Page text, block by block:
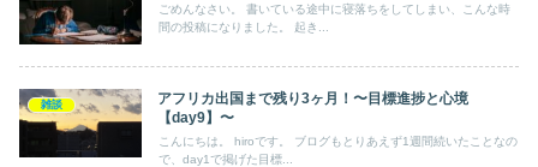
ごめんなさい。 書いている途中に寝落ちをしてしまい、こんな時
間の投稿になりました。 起き...
雑談
アフリカ出国まで残り3ヶ月！〜目標進捗と心境
【day9】〜
こんにちは。 hiroです。 ブログもとりあえず1週間続いたことなの
で、day1で掲げた目標...